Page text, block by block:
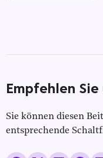
Empfehlen
Sie können diesen
entsprechende